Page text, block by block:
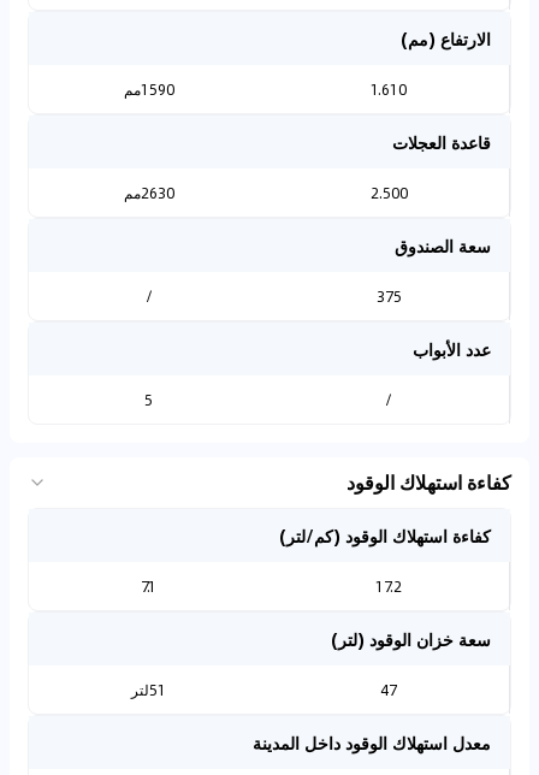
الارتفاع (مم)
1.610 1590مم
قاعدة العجلات
2.500 2630مم
سعة الصندوق
375
/
عدد الأبواب
/
5
كفاءة استهلاك الوقود
كفاءة استهلاك الوقود (كم/لتر)
17.2
7.1
سعة خزان الوقود (لتر)
47 51لتر
معدل استهلاك الوقود داخل المدينة